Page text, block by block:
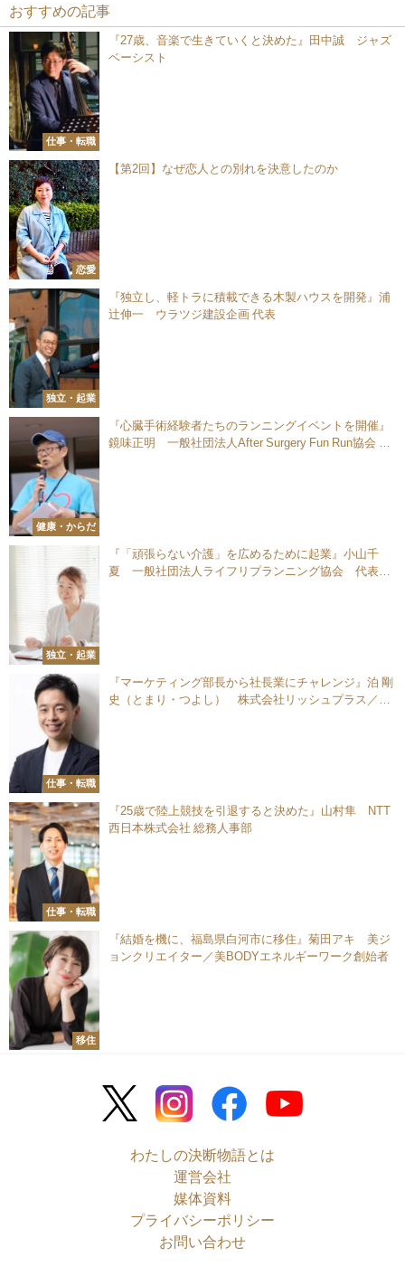
おすすめの記事
仕事・転職
『27歳、音楽で生きていくと決めた』田中誠 ジャズ
ベーシスト
恋愛
【第2回】なぜ恋人との別れを決意したのか
独立・起業
『独立し、軽トラに積載できる⽊製ハウスを開発』浦
辻伸一 ウラツジ建設企画 代表
健康・からだ
『心臓手術経験者たちのランニングイベントを開催』
鏡味正明 一般社団法人After Surgery Fun Run協会 業
独立・起業
『「頑張らない介護」を広めるために起業』小山千
夏 一般社団法人ライフリプランニング協会 代表理
仕事・転職
『マーケティング部長から社長業にチャレンジ』泊 剛
史（とまり・つよし） 株式会社リッシュプラス／株
仕事・転職
『25歳で陸上競技を引退すると決めた』山村隼 NTT
西日本株式会社 総務人事部
移住
『結婚を機に、福島県白河市に移住』菊田アキ 美ジ
ョンクリエイター／美BODYエネルギーワーク創始者
わたしの決断物語とは
運営会社
媒体資料
プライバシーポリシー
お問い合わせ